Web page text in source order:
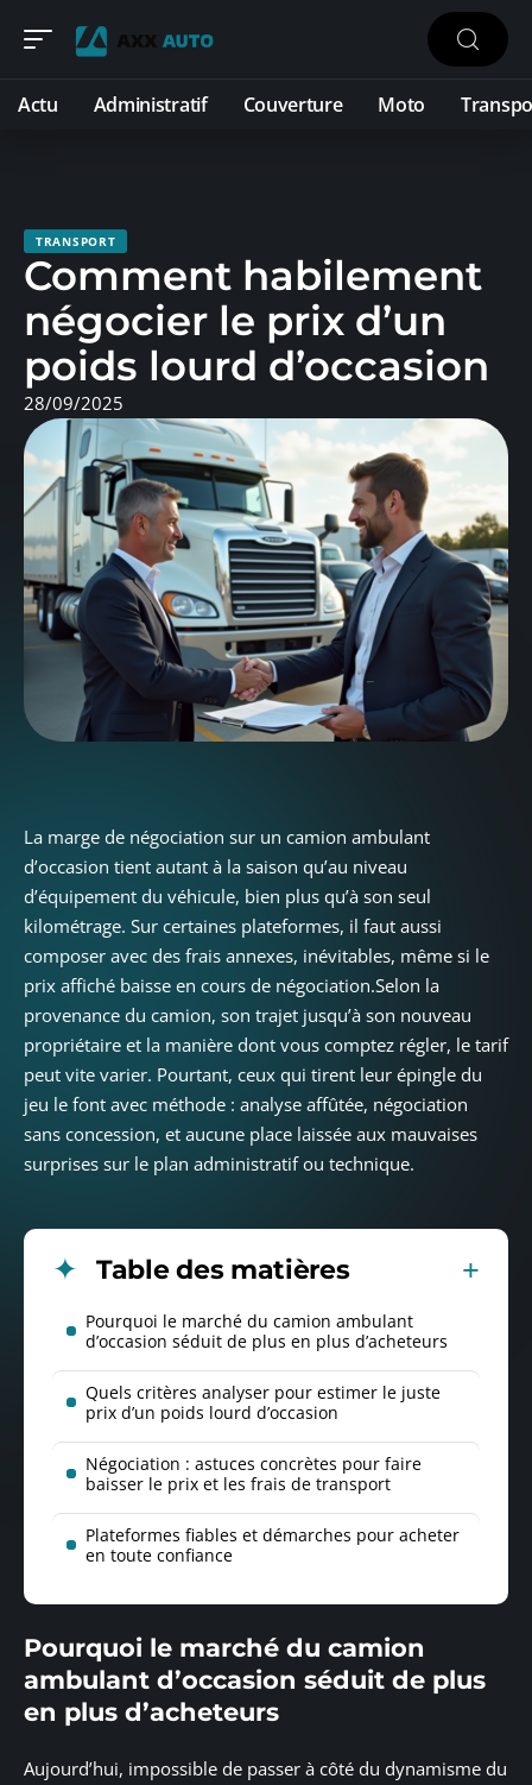
Actu Administratif Couverture Moto
TRANSPORT
Comment habilement
négocier le prix d’un
poids lourd d’occasion
28/09/2025
La marge de négociation sur un camion ambulant
d’occasion tient autant à la saison qu’au niveau
d’équipement du véhicule, bien plus qu’à son seul
kilométrage. Sur certaines plateformes, il faut aussi
composer avec des frais annexes, inévitables, même si le
prix affiché baisse en cours de négociation.Selon la
provenance du camion, son trajet jusqu’à son nouveau
propriétaire et la manière dont vous comptez régler, le tarif
peut vite varier. Pourtant, ceux qui tirent leur épingle du
jeu le font avec méthode : analyse affûtée, négociation
sans concession, et aucune place laissée aux mauvaises
surprises sur le plan administratif ou technique.
Table des matières
Pourquoi le marché du camion ambulant
d’occasion séduit de plus en plus d’acheteurs
Quels critères analyser pour estimer le juste
prix d’un poids lourd d’occasion
Négociation : astuces concrètes pour faire
baisser le prix et les frais de transport
Plateformes fiables et démarches pour acheter
en toute confiance
Pourquoi le marché du camion
ambulant d’occasion séduit de plus
en plus d’acheteurs
Aujourd’hui, impossible de passer à côté du dynamisme du